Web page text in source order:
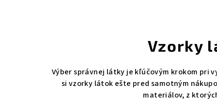
Vzorky
Výber správnej látky je kľúčovým krokom pri
si vzorky látok ešte pred samotným
materiálov, z